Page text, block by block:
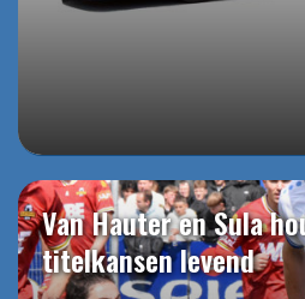
Van Hauter en Sula
titelkansen levend